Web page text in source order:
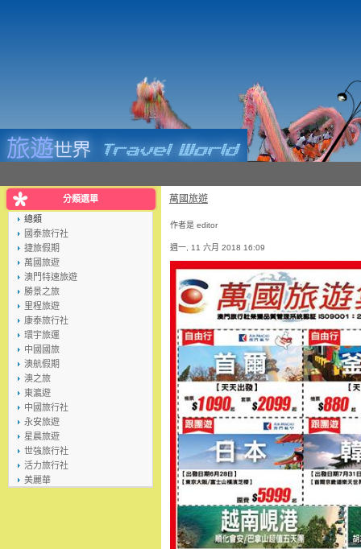
分類選單
總類
國泰旅行社
捷旅假期
萬國旅遊
澳門特速旅遊
勝景之旅
里程旅遊
康泰旅行社
環宇旅運
中國國旅
澳航假期
澳之旅
東瀛遊
中國旅行社
永安旅遊
星晨旅遊
世強旅行社
活力旅行社
美麗華
萬國旅遊
作者是 editor
週一, 11 六月 2018 16:09